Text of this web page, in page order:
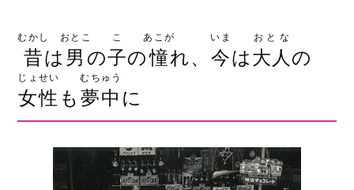
昔
むかし
は 男
おとこ
の子
こ
の憧
あこが
れ、 今
いま
は大人
おとな
の
女性
じょせい
も夢中
むちゅう
に